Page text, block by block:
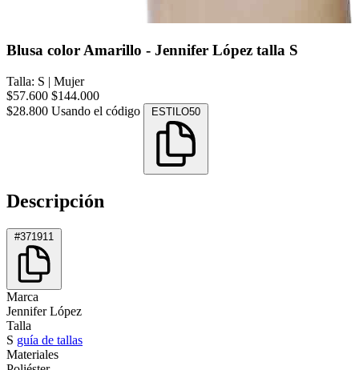
Blusa color Amarillo - Jennifer López talla S
Talla: S | Mujer
$57.600 $144.000
$28.800 Usando el código ESTILO50
Descripción
#371911
Marca
Jennifer López
Talla
S guía de tallas
Materiales